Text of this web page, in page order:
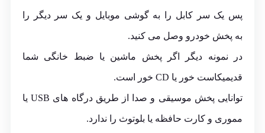
پس یک سر کابل را به گوشی موبایل و یک سر دیگر را
به پخش خودرو وصل می کنید.
در نمونه دیگر اگر پخش ماشین یا ضبط خانگی شما
قدیمیکاست خور یا CD خور است.
توانایی پخش موسیقی و صدا از طریق درگاه های USB یا
مموری و کارت حافظه یا بلوتوث را ندارد.